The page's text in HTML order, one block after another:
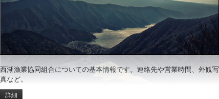
西湖漁業協同組合についての基本情報です。連絡先や営業時間、外観写
真など。
詳細